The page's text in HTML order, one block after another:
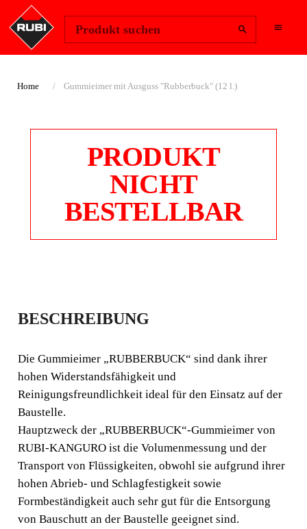
Produkt suchen
Home Gummieimer mit Ausguss "Rubberbuck" (12 l.)
PRODUKT
NICHT
BESTELLBAR
GUMMIEIMER MIT
AUSGUSS
"RUBBERBUCK" (12
L.)
Die Gummieimer „RUBBERBUCK“ sind dank ihrer
hohen Widerstandsfähigkeit und
Reinigungsfreundlichkeit ideal für den Einsatz auf der
Baustelle. Hauptzweck der „RUBBERBUCK“-
Gummieimer von RUBI-KANGURO ist die
Volumenmessung und der Transport von Flüssigkeiten,
obwohl sie aufgrund ihrer hohen Abrieb- und
BESCHREIBUNG
Die Gummieimer „RUBBERBUCK“ sind dank ihrer
hohen Widerstandsfähigkeit und
Reinigungsfreundlichkeit ideal für den Einsatz auf der
Baustelle.
Hauptzweck der „RUBBERBUCK“-Gummieimer von
RUBI-KANGURO ist die Volumenmessung und der
Transport von Flüssigkeiten, obwohl sie aufgrund ihrer
hohen Abrieb- und Schlagfestigkeit sowie
Formbeständigkeit auch sehr gut für die Entsorgung
von Bauschutt an der Baustelle geeignet sind.